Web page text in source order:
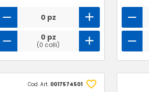
0 pz
0 pz
(0 colli)
Cod. Art. 0017574501